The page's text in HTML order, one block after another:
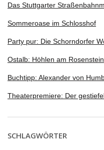
Das Stuttgarter
Sommeroase im Schlosshof
Party pur: Die Schorndorfer
Ostalb: Höhlen am Rosenstein
Buchtipp: Alexander von
Theaterpremiere: Der
SCHLAGWÖRTER